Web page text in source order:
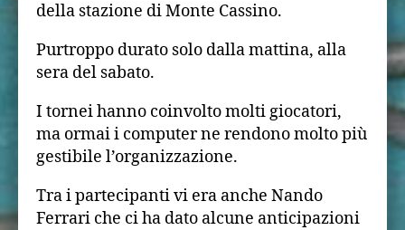
della stazione di Monte Cassino.
Purtroppo durato solo dalla mattina, alla
sera del sabato.
I tornei hanno coinvolto molti giocatori,
ma ormai i computer ne rendono molto più
gestibile l’organizzazione.
Tra i partecipanti vi era anche Nando
Ferrari che ci ha dato alcune anticipazioni